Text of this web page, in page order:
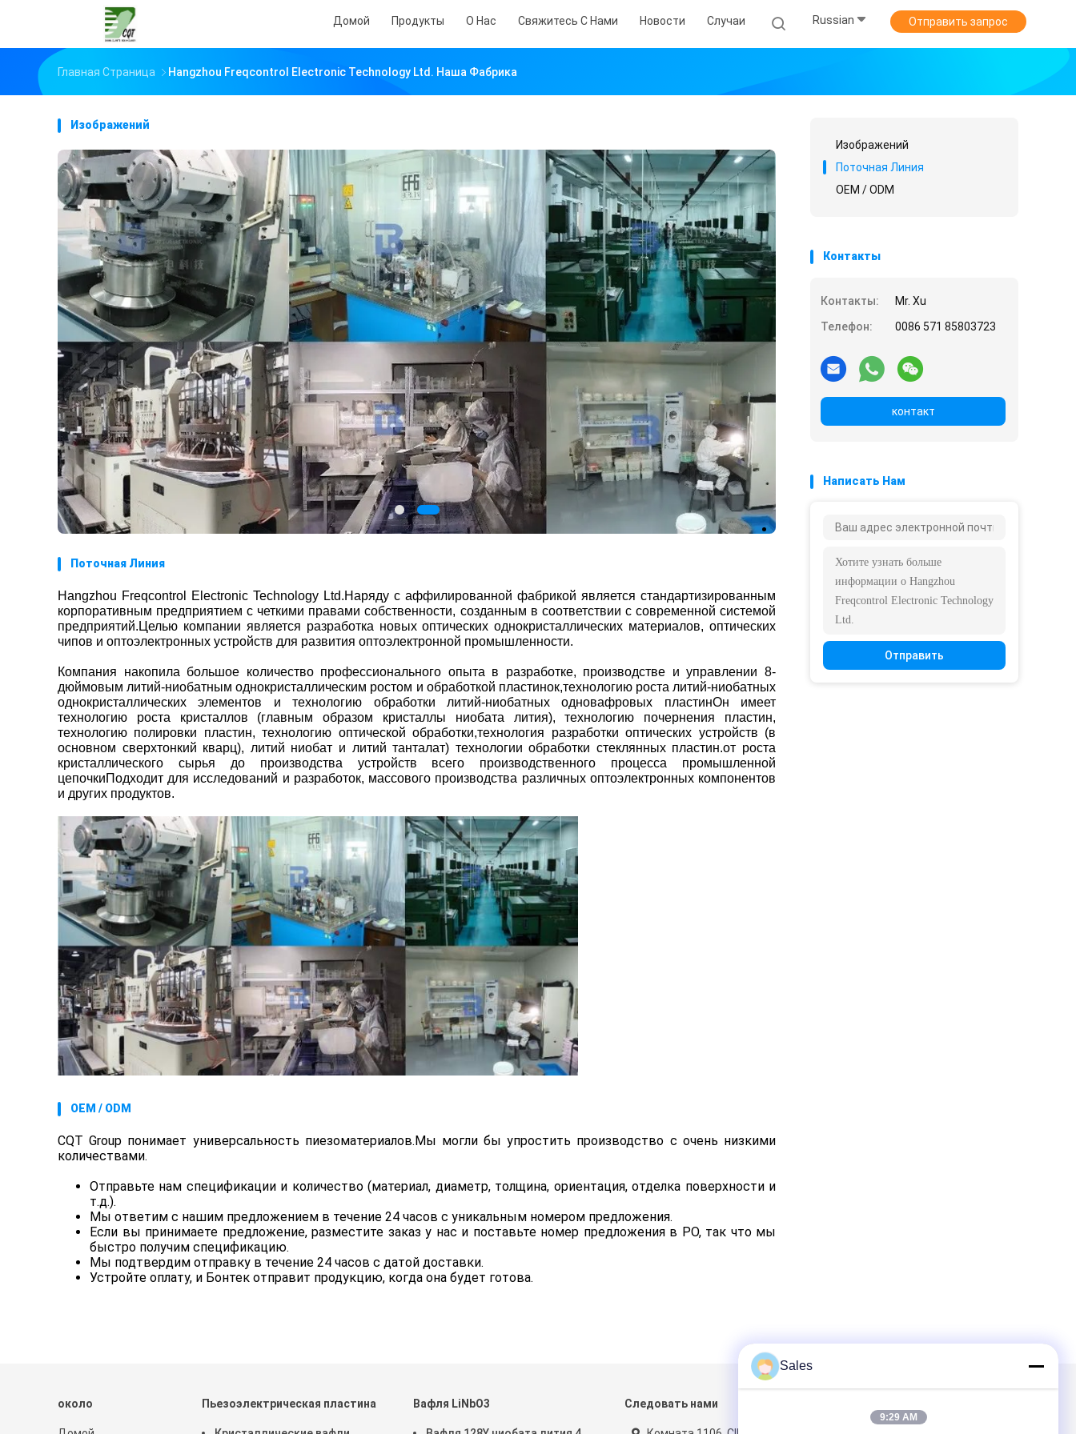
Домой Продукты О Нас Свяжитесь С Нами Новости Случаи Russian Отправить запрос
Главная Страница Hangzhou Freqcontrol Electronic Technology Ltd. Наша Фабрика
Изображений
Поточная Линия
Hangzhou Freqcontrol Electronic Technology Ltd.Наряду с аффилированной фабрикой является стандартизированным
корпоративным предприятием с четкими правами собственности, созданным в соответствии с современной системой
предприятий.Целью компании является разработка новых оптических однокристаллических материалов, оптических
чипов и оптоэлектронных устройств для развития оптоэлектронной промышленности.
Компания накопила большое количество профессионального опыта в разработке, производстве и управлении 8-
дюймовым литий-ниобатным однокристаллическим ростом и обработкой пластинок,технологию роста литий-ниобатных
однокристаллических элементов и технологию обработки литий-ниобатных одновафровых пластинОн имеет
технологию роста кристаллов (главным образом кристаллы ниобата лития), технологию почернения пластин,
технологию полировки пластин, технологию оптической обработки,технология разработки оптических устройств (в
основном сверхтонкий кварц), литий ниобат и литий танталат) технологии обработки стеклянных пластин.от роста
кристаллического сырья до производства устройств всего производственного процесса промышленной
цепочкиПодходит для исследований и разработок, массового производства различных оптоэлектронных компонентов
и других продуктов.
OEM / ODM
CQT Group понимает универсальность пиезоматериалов.Мы могли бы упростить производство с очень низкими
количествами.
Отправьте нам спецификации и количество (материал, диаметр, толщина, ориентация, отделка поверхности и
т.д.).
Мы ответим с нашим предложением в течение 24 часов с уникальным номером предложения.
Если вы принимаете предложение, разместите заказ у нас и поставьте номер предложения в PO, так что мы
быстро получим спецификацию.
Мы подтвердим отправку в течение 24 часов с датой доставки.
Устройте оплату, и Бонтек отправит продукцию, когда она будет готова.
Изображений
Поточная Линия
OEM / ODM
Контакты
Контакты:
Mr. Xu
Телефон:
0086 571 85803723
контакт
Написать Нам
Отправить
около Пьезоэлектрическая пластина Вафля LiNbO3 Следовать нами
Sales
9:29 AM